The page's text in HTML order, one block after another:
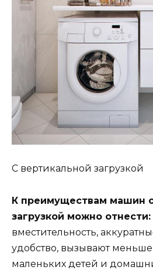
С вертикальной загрузкой
К преимуществам машин
загрузкой можно отнести:
вместительность,
удобство, вызывают
маленьких детей и